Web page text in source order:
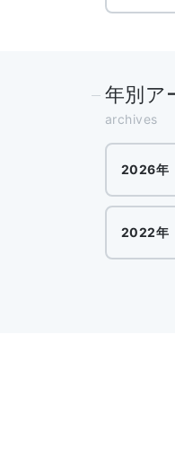
年別ア
archives
2026年
2022年